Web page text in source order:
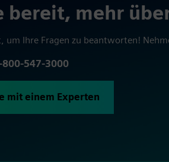
bereit, mehr
um Ihre Fragen zu beantworten!
800-547-3000
mit einem Experten